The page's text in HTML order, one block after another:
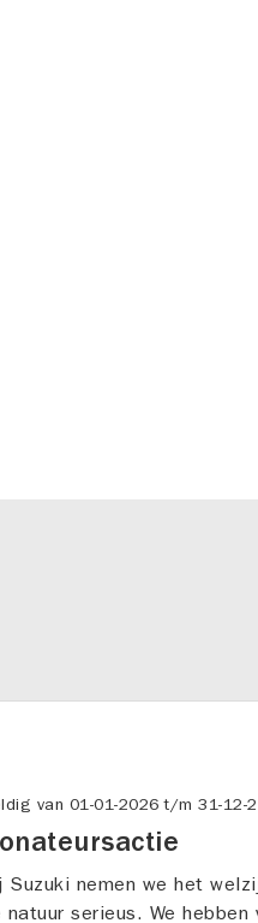
van 01-01-2026 t/m 31-12-
Suzuki nemen we het
natuur serieus. We